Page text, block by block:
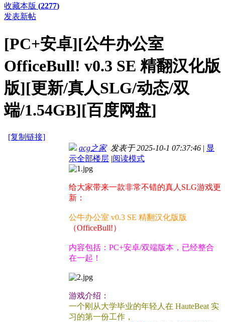
收藏本版 (2277)
发表新帖
[PC+安卓][公牛办公室
OfficeBull! v0.3 SE 精翻汉化版
版][更新/真人SLG/动态/双
端/1.54GB][百度网盘]
[复制链接]
acg之家发表于 2025-10-1 07:37:46 | 显
示全部楼层 |阅读模式
给大家带来一款非常不错的真人SLG游戏更
新：
公牛办公室 v0.3 SE 精翻汉化版版
（OfficeBull!）
内容包括：PC+安卓/双端版本，已经整合
在一起！
游戏介绍：
一个刚从大学毕业的年轻人在 HauteBeat 实
习的第一份工作，